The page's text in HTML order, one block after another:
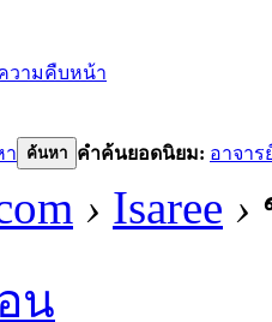
วามคืบหน้า
า ค้นหา คำค้นยอดนิยม: อาจาร
› Isaree ›
น